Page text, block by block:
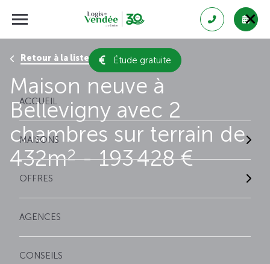
Étude gratuite
ACCUEIL
MAISONS
OFFRES
AGENCES
CONSEILS
Retour à la liste des résultats
Maison neuve à
Bellevigny avec 2
chambres sur terrain de
432m2- 193 428 €